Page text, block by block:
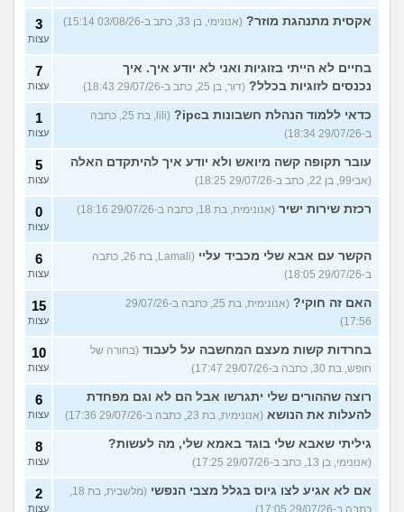
אקסית מתנהגת מוזר? (אנונימי, בן 33, כתב ב-03/08/26 15:14) 3
עצות
בחיים לא הייתי בזוגיות ואני לא יודע איך. איך
נכנסים לזוגיות בכלל? (דור, בן 25, כתב ב-29/07/26 18:43)
7
עצות
כדאי ללמוד הנהלת חשבונות בipc?
(lili, בת 25, כתבה
ב-29/07/26 18:34)
1
עצות
עובר תקופה קשה מיואש ולא יודע איך להיתקדם האלה
(אבי99, בן 22, כתב ב-29/07/26 18:25)
5
עצות
רכזת שירות ישיר (אנונימית, בת 18, כתבה ב-29/07/26 18:16) 0
עצות
הקשר עם אבא שלי מכביד עליי
(Lamali, בת 26, כתבה
ב-29/07/26 18:05)
6
עצות
האם זה חוקי?
(אנונימית, בת 25, כתבה ב-29/07/26
17:56)
15
עצות
בחרדות קשות מעצם המחשבה על לעבוד (בחורה של
חופש, בת 30, כתבה ב-29/07/26 17:47)
10
עצות
רוצה שההורים שלי יתגרשו אבל הם לא וגם מפחדת
להעלות את הנושא (אנונימית, בת 23, כתבה ב-29/07/26 17:36)
6
עצות
גיליתי שאבא שלי בוגד באמא שלי, מה לעשות?
(אנונימי, בן 13, כתב ב-29/07/26 17:25)
8
עצות
אם לא אגיע לצו גיוס בגלל מצבי הנפשי
(מלשבית, בת 18,
כתבה ב-29/07/26 17:05)
2
עצות